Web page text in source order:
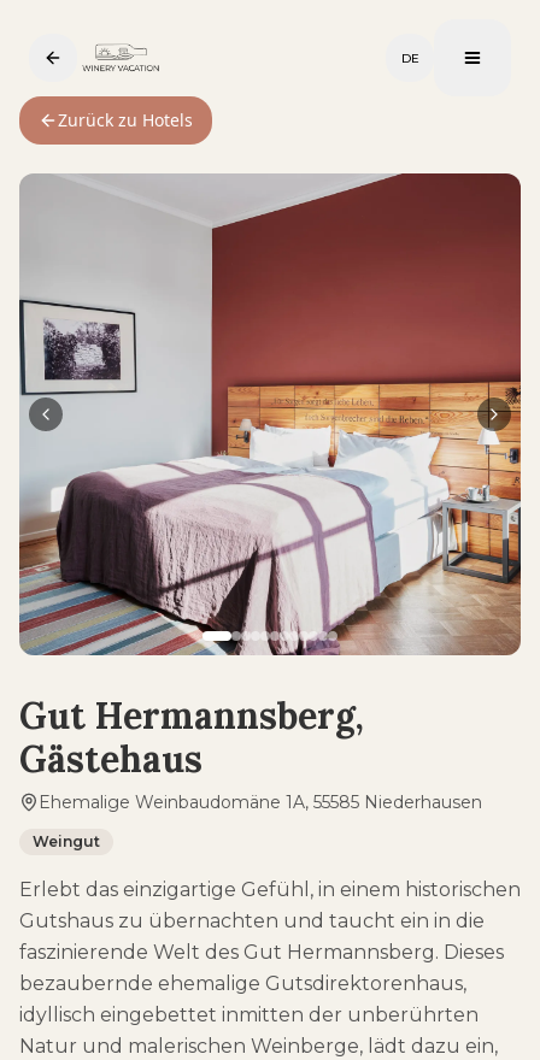
DE
Zurück zu Hotels
Gut Hermannsberg,
Gästehaus
Ehemalige Weinbaudomäne 1A, 55585 Niederhausen
Weingut
Erlebt das einzigartige Gefühl, in einem historischen
Gutshaus zu übernachten und taucht ein in die
faszinierende Welt des Gut Hermannsberg. Dieses
bezaubernde ehemalige Gutsdirektorenhaus,
idyllisch eingebettet inmitten der unberührten
Natur und malerischen Weinberge, lädt dazu ein,